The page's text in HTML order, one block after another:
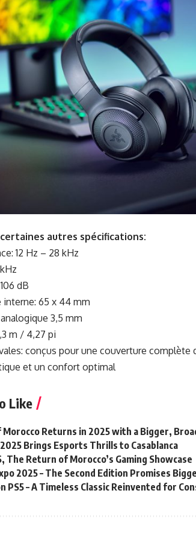
autres spécifications:
12 Hz – 28 kHz
dB
interne: 65 x 44 mm
3,5 mm
m / 4,27 pi
conçus pour une couverture complète
et un confort optimal
Like
Returns in 2025 with a Bigger,
Brings Esports Thrills to Casablanca
The Return of Morocco’s Gaming Showcase
2025 – The Second Edition Promises
PS5 – A Timeless Classic Reinvented for